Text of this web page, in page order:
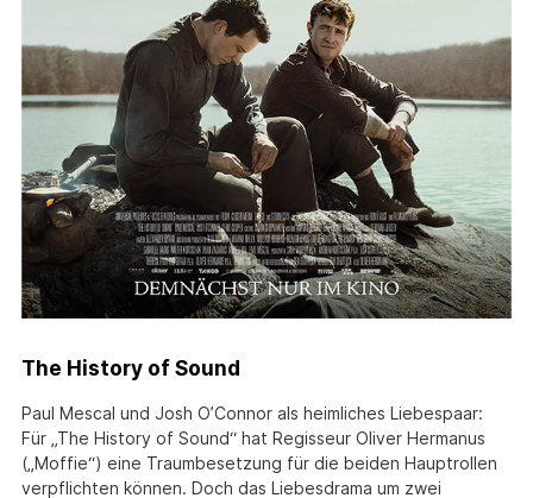
The History of Sound
Paul Mescal und Josh O’Connor als heimliches Liebespaar:
Für „The History of Sound“ hat Regisseur Oliver Hermanus
(„Moffie“) eine Traumbesetzung für die beiden Hauptrollen
verpflichten können. Doch das Liebesdrama um zwei